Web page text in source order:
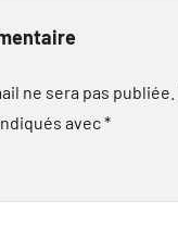
ne sera pas publiée.
avec*